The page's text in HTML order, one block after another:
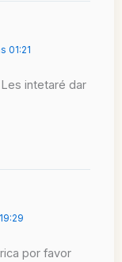
01:21
intetaré dar
por favor